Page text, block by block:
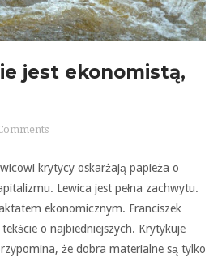
jest ekonomistą,
krytycy oskarżają papieża o
Lewica jest pełna zachwytu.
ekonomicznym. Franciszek
o najbiedniejszych. Krytykuje
że dobra materialne są tylko